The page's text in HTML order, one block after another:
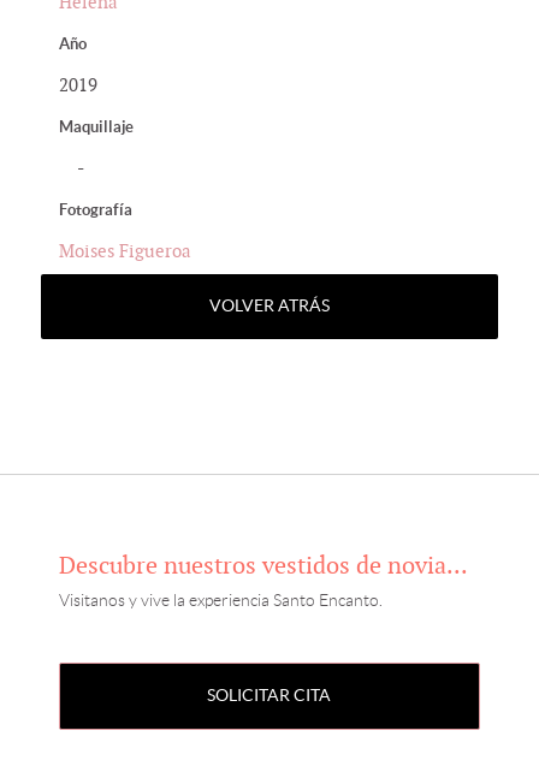
Año
2019
Maquillaje
-
Fotografía
Moises Figueroa
VOLVER ATRÁS
Descubre nuestros vestidos de novia...
Visitanos y vive la experiencia Santo Encanto.
SOLICITAR CITA